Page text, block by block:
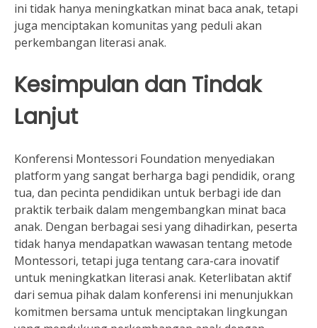
ini tidak hanya meningkatkan minat baca anak, tetapi
juga menciptakan komunitas yang peduli akan
perkembangan literasi anak.
Kesimpulan dan Tindak
Lanjut
Konferensi Montessori Foundation menyediakan
platform yang sangat berharga bagi pendidik, orang
tua, dan pecinta pendidikan untuk berbagi ide dan
praktik terbaik dalam mengembangkan minat baca
anak. Dengan berbagai sesi yang dihadirkan, peserta
tidak hanya mendapatkan wawasan tentang metode
Montessori, tetapi juga tentang cara-cara inovatif
untuk meningkatkan literasi anak. Keterlibatan aktif
dari semua pihak dalam konferensi ini menunjukkan
komitmen bersama untuk menciptakan lingkungan